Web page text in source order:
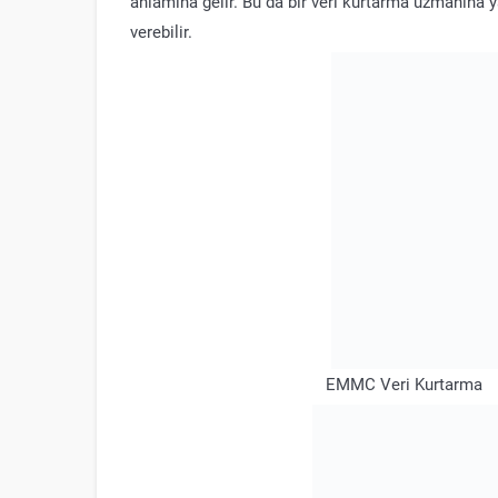
verebilir.
EMMC Veri Kurtarma